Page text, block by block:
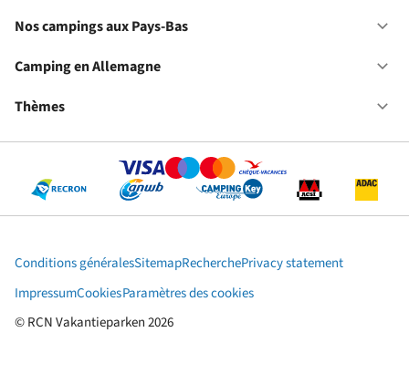
Nos campings aux Pays-Bas
Camping en Allemagne
Thèmes
© RCN Vakantieparken 2026
Conditions généralesSitemapRecherchePrivacy statement
ImpressumCookiesParamètres des cookies